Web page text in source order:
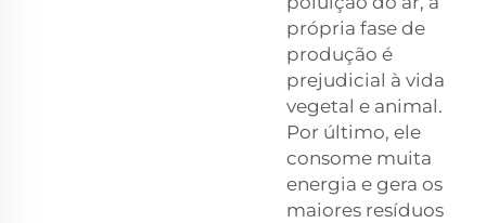
própria fase de
produção é
prejudicial à vida
vegetal e animal.
Por último, ele
consome muita
energia e gera os
maiores resíduos